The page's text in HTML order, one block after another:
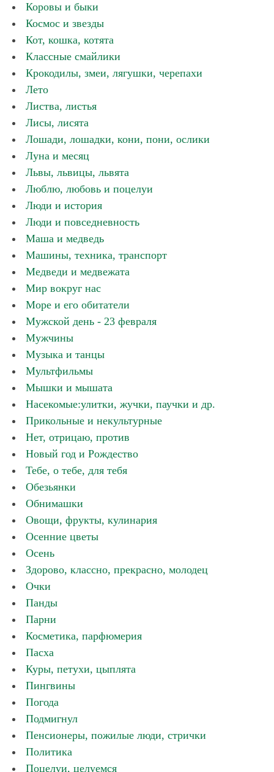
Коровы и быки
Космос и звезды
Кот, кошка, котята
Классные смайлики
Крокодилы, змеи, лягушки, черепахи
Лето
Листва, листья
Лисы, лисята
Лошади, лошадки, кони, пони, ослики
Луна и месяц
Львы, львицы, львята
Люблю, любовь и поцелуи
Люди и история
Люди и повседневность
Маша и медведь
Машины, техника, транспорт
Медведи и медвежата
Мир вокруг нас
Море и его обитатели
Мужской день - 23 февраля
Мужчины
Музыка и танцы
Мультфильмы
Мышки и мышата
Насекомые:улитки, жучки, паучки и др.
Прикольные и некультурные
Нет, отрицаю, против
Новый год и Рождество
Тебе, о тебе, для тебя
Обезьянки
Обнимашки
Овощи, фрукты, кулинария
Осенние цветы
Осень
Здорово, классно, прекрасно, молодец
Очки
Панды
Парни
Косметика, парфюмерия
Пасха
Куры, петухи, цыплята
Пингвины
Погода
Подмигнул
Пенсионеры, пожилые люди, стрички
Политика
Поцелуи, целуемся